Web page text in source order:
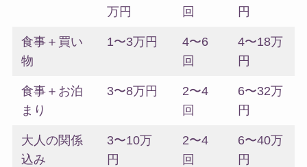
万円
回
円
食事＋買い
物
1〜3万円
4〜6
回
4〜18万
円
食事＋お泊
まり
3〜8万円
2〜4
回
6〜32万
円
大人の関係
込み
3〜10万
円
2〜4
回
6〜40万
円